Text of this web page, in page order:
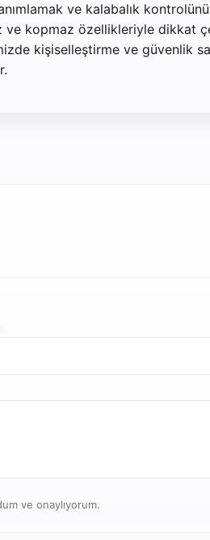
ve kalabalık
kopmaz özellikleriyle dikkat
kişiselleştirme ve güvenlik
ve onaylıyorum.